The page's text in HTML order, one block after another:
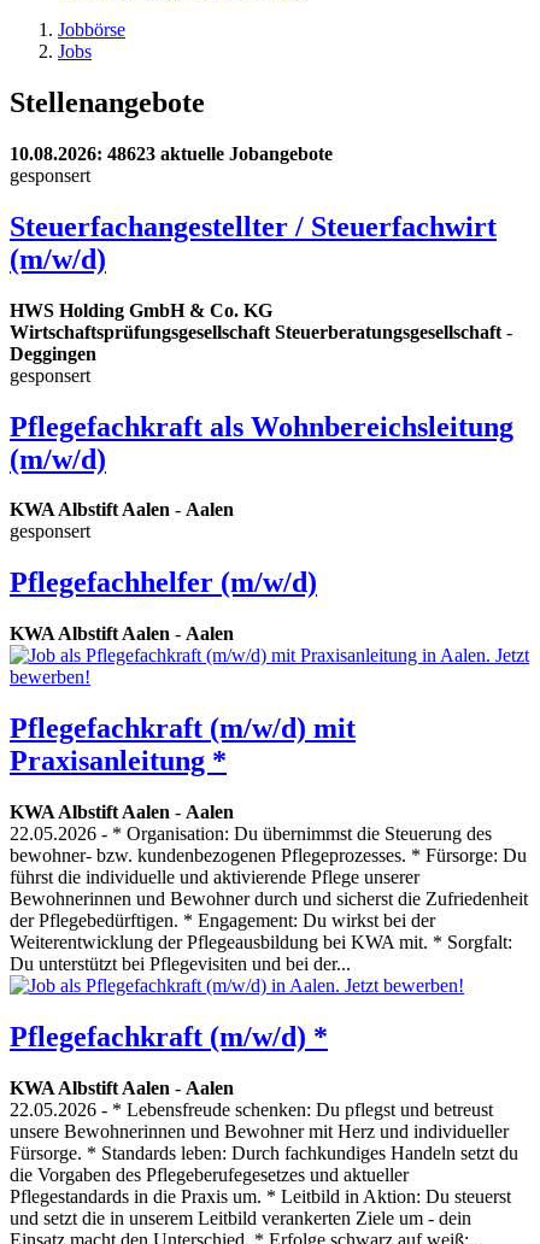
Jobbörse
Jobs
Stellenangebote
10.08.2026: 48623 aktuelle Jobangebote
gesponsert
Steuerfachangestellter / Steuerfachwirt
(m/w/d)
HWS Holding GmbH & Co. KG
Wirtschaftsprüfungsgesellschaft Steuerberatungsgesellschaft -
Deggingen
gesponsert
Pflegefachkraft als Wohnbereichsleitung
(m/w/d)
KWA Albstift Aalen - Aalen
gesponsert
Pflegefachhelfer (m/w/d)
KWA Albstift Aalen - Aalen
Pflegefachkraft (m/w/d) mit
Praxisanleitung *
KWA Albstift Aalen - Aalen
22.05.2026 - * Organisation: Du übernimmst die Steuerung des
bewohner- bzw. kundenbezogenen Pflegeprozesses. * Fürsorge: Du
führst die individuelle und aktivierende Pflege unserer
Bewohnerinnen und Bewohner durch und sicherst die Zufriedenheit
der Pflegebedürftigen. * Engagement: Du wirkst bei der
Weiterentwicklung der Pflegeausbildung bei KWA mit. * Sorgfalt:
Du unterstützt bei Pflegevisiten und bei der...
Pflegefachkraft (m/w/d) *
KWA Albstift Aalen - Aalen
22.05.2026 - * Lebensfreude schenken: Du pflegst und betreust
unsere Bewohnerinnen und Bewohner mit Herz und individueller
Fürsorge. * Standards leben: Durch fachkundiges Handeln setzt du
die Vorgaben des Pflegeberufegesetzes und aktueller
Pflegestandards in die Praxis um. * Leitbild in Aktion: Du steuerst
und setzt die in unserem Leitbild verankerten Ziele um - dein
Einsatz macht den Unterschied. * Erfolge schwarz auf weiß:...